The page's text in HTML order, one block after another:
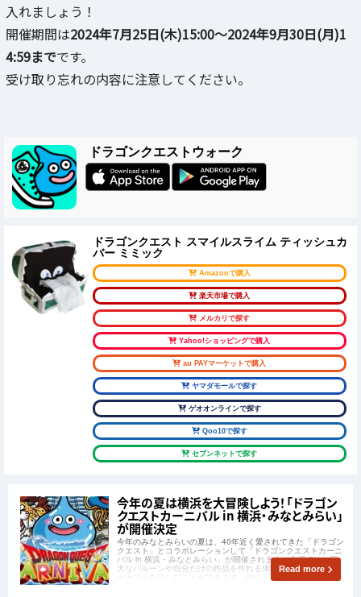
入れましょう！
開催期間は2024年7月25日(木)15:00～2024年9月30日(月)1
4:59までです。
受け取り忘れの内容に注意してください。
ドラゴンクエストウォーク
ドラゴンクエスト スマイルスライム ティッシュカ
バー ミミック
Amazonで購入
楽天市場で購入
メルカリで探す
Yahoo!ショッピングで購入
au PAYマーケットで購入
ヤマダモールで探す
ゲオオンラインで探す
Qoo10で探す
セブンネットで探す
今年の夏は横浜を大冒険しよう！「ドラゴン
クエストカーニバル in 横浜・みなとみらい」
が開催決定
今年のみなとみらいの夏は、40年近く愛されてきた「ドラゴン
クエスト」とコラボレーションして「ドラゴンクエストカーニ
バル in 横浜・みなとみらい」が開催されます。会場では、巨
大なバルーンや自分だけの作品を作れる体験、特別展示にコラ
ボカフェを楽しむことができます。他にも様々なコンテンツが
Read more